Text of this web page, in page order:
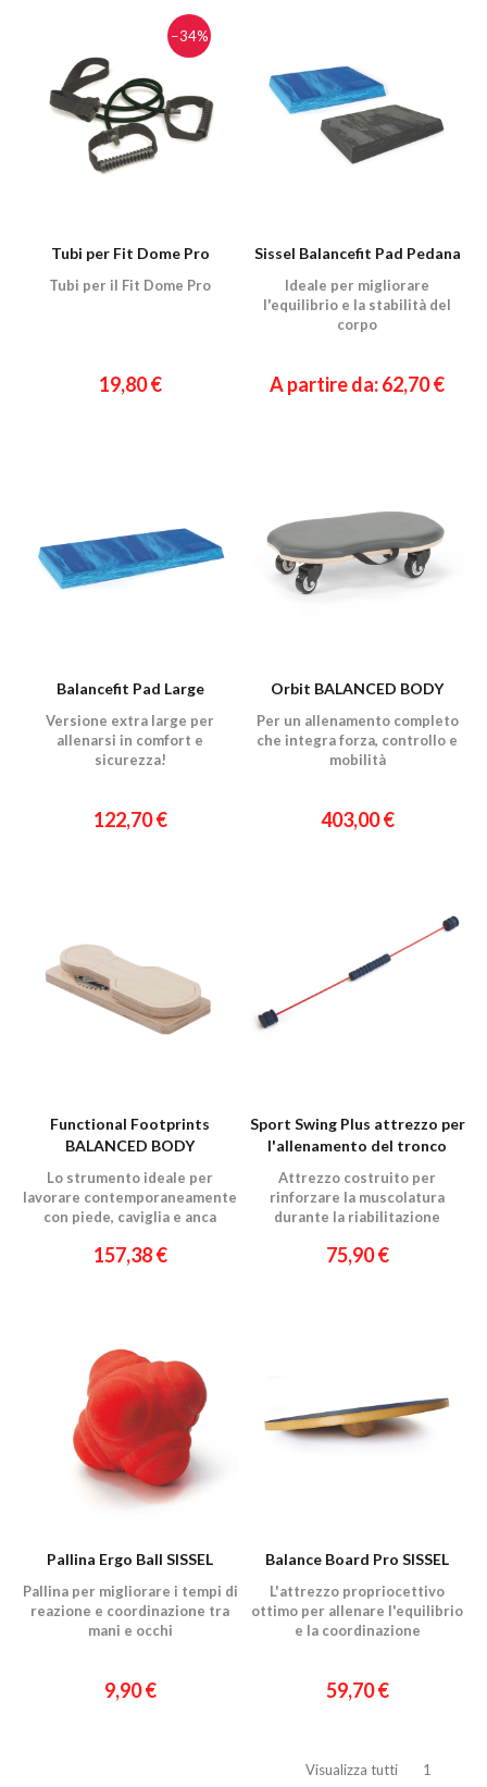
−34%
Tubi per Fit Dome Pro
Tubi per il Fit Dome Pro
19,80 €
Sissel Balancefit Pad Pedana
Ideale per migliorare
l'equilibrio e la stabilità del
corpo
A partire da: 62,70 €
Balancefit Pad Large
Versione extra large per
allenarsi in comfort e
sicurezza!
122,70 €
Orbit BALANCED BODY
Per un allenamento completo
che integra forza, controllo e
mobilità
403,00 €
Functional Footprints
BALANCED BODY
Lo strumento ideale per
lavorare contemporaneamente
con piede, caviglia e anca
157,38 €
Sport Swing Plus attrezzo per
l'allenamento del tronco
Attrezzo costruito per
rinforzare la muscolatura
durante la riabilitazione
75,90 €
Pallina Ergo Ball SISSEL
Pallina per migliorare i tempi di
reazione e coordinazione tra
mani e occhi
9,90 €
Balance Board Pro SISSEL
L'attrezzo propriocettivo
ottimo per allenare l'equilibrio
e la coordinazione
59,70 €
Visualizza tutti 1